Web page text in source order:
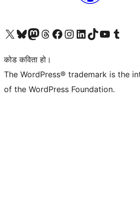
हाम्रो X (पहिले ट्विटर) खातामा जानुहोस्
हाम्रो Bluesky खाता भ्रमण गर्नुहोस्
हाम्रो म्यास्टोडन खाता भ्रमण गर्नुहोस्
हाम्रो थ्रेड्स खातामा जानुहोस्
हाम्रो फेसबुक पेजमा जानुहोस्
हाम्रो इन्स्टाग्राम खातामा जानुहोस्
हाम्रो लिङ्क्डइन खातामा जानुहोस्
हाम्रो TikTok खाता भ्रमण गर्नुहोस्
हाम्रो युट्युब च्यानलमा जानुहोस्
हाम्रो टम्बलर खाता भ्रमण गर्नुहोस्
कोड कविता हो।
The WordPress® trademark is the
of the WordPress Foundation.